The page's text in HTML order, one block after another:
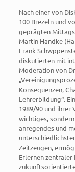
Nach einer von
100 Brezeln und
geprägten
Martin Handke
Frank
diskutierten mit
Moderation von
Konsequenzen,
Lehrerbildung“.
1989/90 und ihrer
wichtiges,
anregendes und
Zeitzeugen,
Erlernen zentraler